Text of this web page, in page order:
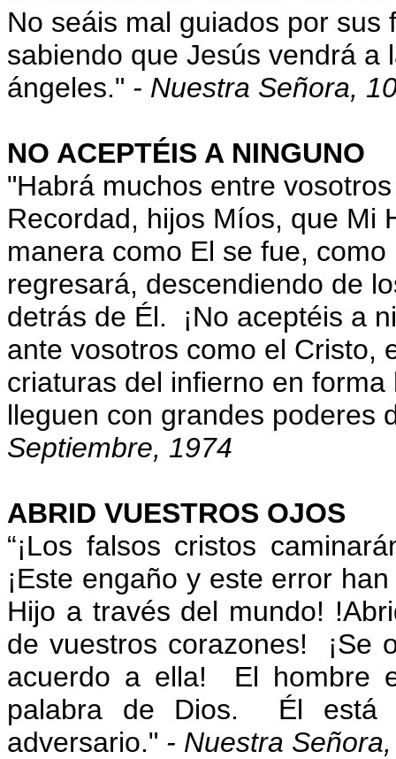
No seáis mal guiados por
sabiendo que Jesús vendrá a
ángeles." - Nuestra Señora,
NO ACEPTÉIS A NINGUNO
"Habrá muchos entre
Recordad, hijos Míos, que Mi
manera como El se fue,
regresará, descendiendo de
detrás de Él. ¡No aceptéis a
ante vosotros como el Cristo,
criaturas del infierno en
lleguen con grandes poderes
Septiembre, 1974
ABRID VUESTROS OJOS
“¡Los falsos cristos
¡Este engaño y este error
Hijo a través del mundo!
de vuestros corazones! ¡Se
acuerdo a ella! El hombre
palabra de Dios. Él está
adversario." - Nuestra